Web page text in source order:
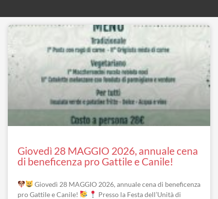
Giovedì 28 MAGGIO 2026, annuale cena
di beneficenza pro Gattile e Canile!
Giovedì 28 MAGGIO 2026, annuale cena di beneficenza
pro Gattile e Canile!
Presso la Festa dell’Unità di
PaginaPaginaPagina
PaginaPaginaPagina